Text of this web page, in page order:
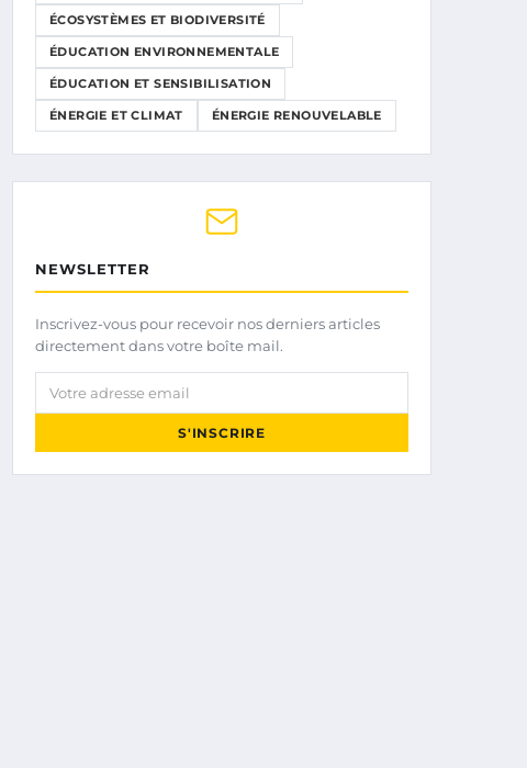
ÉCOSYSTÈMES ET BIODIVERSITÉ
ÉDUCATION ENVIRONNEMENTALE
ÉDUCATION ET SENSIBILISATION
ÉNERGIE ET CLIMAT ÉNERGIE RENOUVELABLE
NEWSLETTER
Inscrivez-vous pour recevoir nos derniers articles
directement dans votre boîte mail.
Votre adresse email
S'INSCRIRE